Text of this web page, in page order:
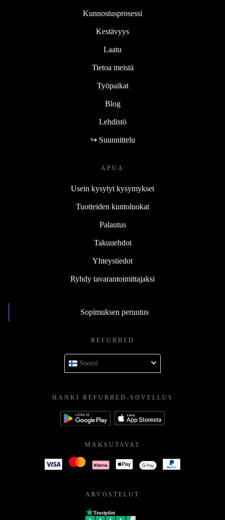
Kunnostusprosessi
Kestävyys
Laatu
Tietoa meistä
Työpaikat
Blog
Lehdistö
↪ Suunnittelu
APUA
Usein kysytyt kysymykset
Tuotteiden kuntoluokat
Palautus
Takuuehdot
Yhteystiedot
Ryhdy tavarantoimittajaksi
Sopimuksen peruutus
REFURBED
Suomi
HANKI REFURBED-SOVELLUS
MAKSUTAVAT
ARVOSTELUT
Trustpilot